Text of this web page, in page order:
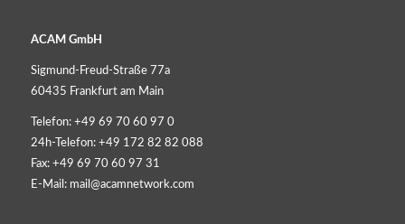
ACAM GmbH
Sigmund-Freud-Straße 77a
60435 Frankfurt am Main
Telefon: +49 69 70 60 97 0
24h-Telefon: +49 172 82 82 088
Fax: +49 69 70 60 97 31
E-Mail: mail@acamnetwork.com